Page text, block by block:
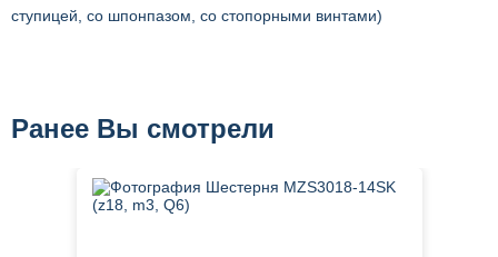
ступицей, со шпонпазом, со стопорными винтами)
Ранее Вы смотрели